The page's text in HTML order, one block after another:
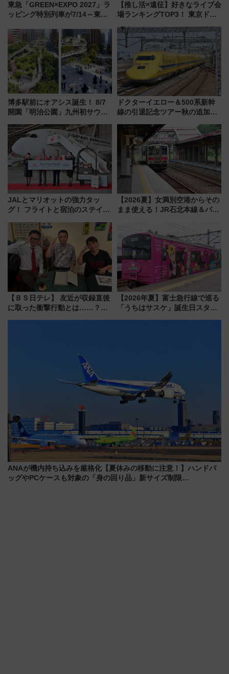
東急「GREEN×EXPO 2027」ラ
ッピング特別列車が7/14～東
ー！ 注目の編成やデザインまと
め
【推し活×遠征】好きなライブ会
場ランキングTOP3！ 東京ドー
由と交通アクセス術、ライブ会
場に何を求める？
博多駅前にオアシス誕生！ 8/7
開園「明治公園」九州初サウナ
品グルメ登場で駅前の過ごし方
はどう変わる？
ドクターイエロー＆500系新幹
線の引退記念ツアー秋の追加企
ホテル情報まとめ
JALとマリオットの強力タッ
グ！ フライトと宿泊のステイタ
上級会員資格を効率よく獲得す
る方法を解説
【2026夏】女満別空港からその
まま使える！JR石北本線＆バス
ーパス」でおトクに道東観光
（8/3発売）
【ＢＳ日テレ】 友近が収録直後
に取った衝撃行動とは……？
【2026年夏】富士急行線で巡る
「うちはサスケ」誕生日スタン
ANAが機内持ち込みを厳格化【夏休みの移動に注意！】ハンドバ
ッグやPCケースも対象の「身の回り品」新サイズ制限